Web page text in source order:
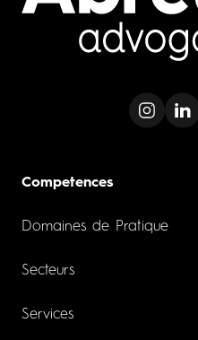
Competences
Domaines de Pratique
Secteurs
Services